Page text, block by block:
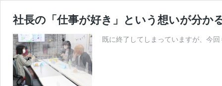
社長の「仕事が好き」という想いが分か
既に終了してしまっていますが、今